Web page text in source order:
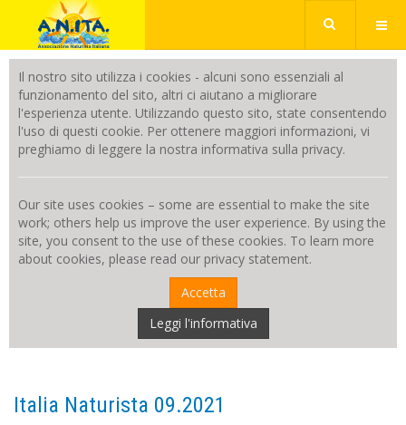
Il nostro sito utilizza i cookies - alcuni sono essenziali al
funzionamento del sito, altri ci aiutano a migliorare
l'esperienza utente. Utilizzando questo sito, state consentendo
l'uso di questi cookie. Per ottenere maggiori informazioni, vi
preghiamo di leggere la nostra informativa sulla privacy.
Our site uses cookies – some are essential to make the site
work; others help us improve the user experience. By using the
site, you consent to the use of these cookies. To learn more
about cookies, please read our privacy statement.
Accetta
Leggi l'informativa
Italia Naturista 09.2021